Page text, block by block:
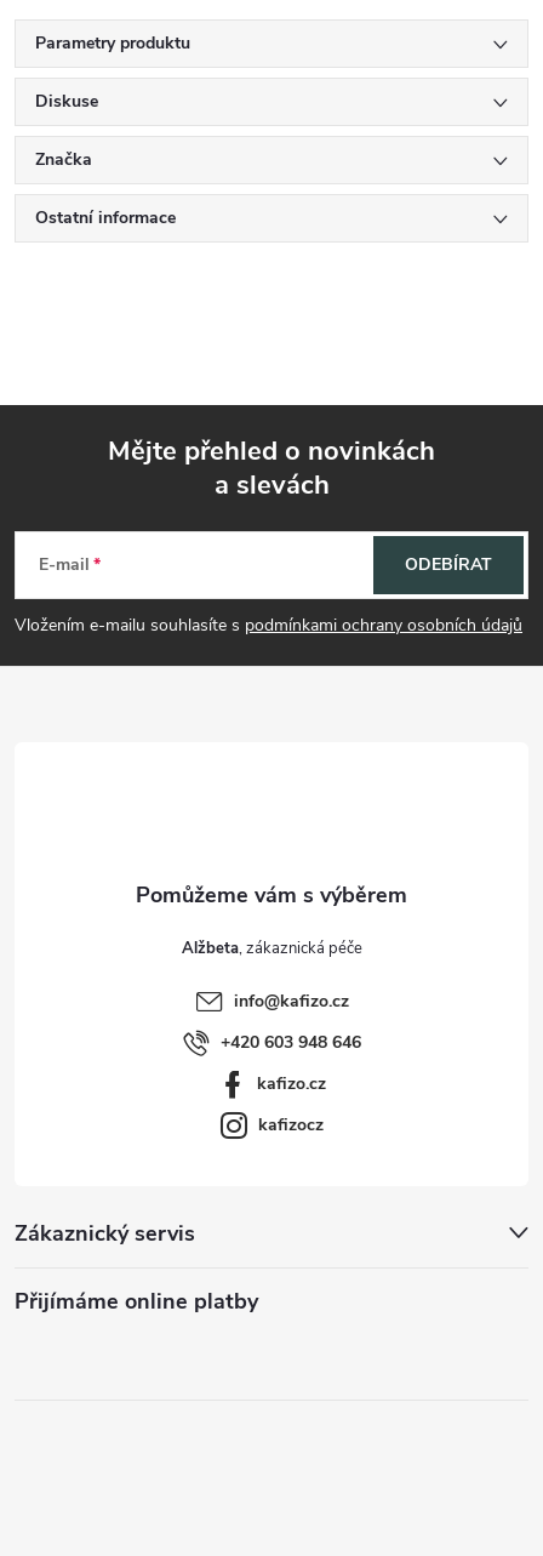
Parametry produktu
Diskuse
Značka
Ostatní informace
p
a
Mějte přehled o novinkách
a slevách
E-mail
Vložením e-mailu souhlasíte s podmínkami ochrany osobních údajů
ODEBÍRAT
Zákaznický servis
Přijímáme online platby
Alžbeta
info@kafizo.cz
+420 603 948 646
kafizo.cz
kafizocz